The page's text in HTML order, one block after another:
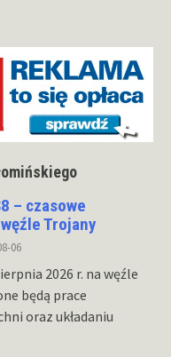
– czasowe
Trojany
06
2026 r. na węźle
będą prace
oraz układaniu